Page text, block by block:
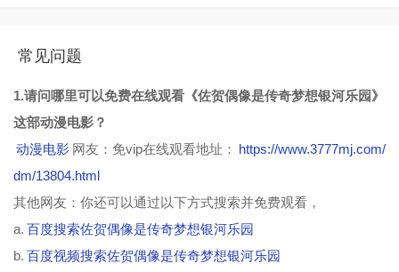
常见问题
1.请问哪里可以免费在线观看《佐贺偶像是传奇梦想银河乐园》
这部动漫电影？
动漫电影 网友：免vip在线观看地址： https://www.3777mj.com/
dm/13804.html
其他网友：你还可以通过以下方式搜索并免费观看，
a. 百度搜索佐贺偶像是传奇梦想银河乐园
b. 百度视频搜索佐贺偶像是传奇梦想银河乐园